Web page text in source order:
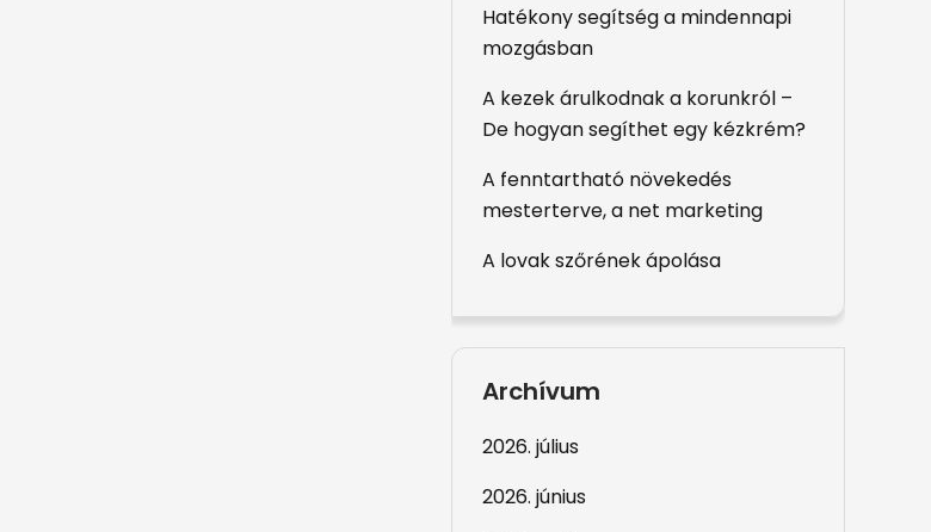
Hatékony segítség a mindennapi
mozgásban
A kezek árulkodnak a korunkról –
De hogyan segíthet egy kézkrém?
A fenntartható növekedés
mesterterve, a net marketing
A lovak szőrének ápolása
Archívum
2026. július
2026. június